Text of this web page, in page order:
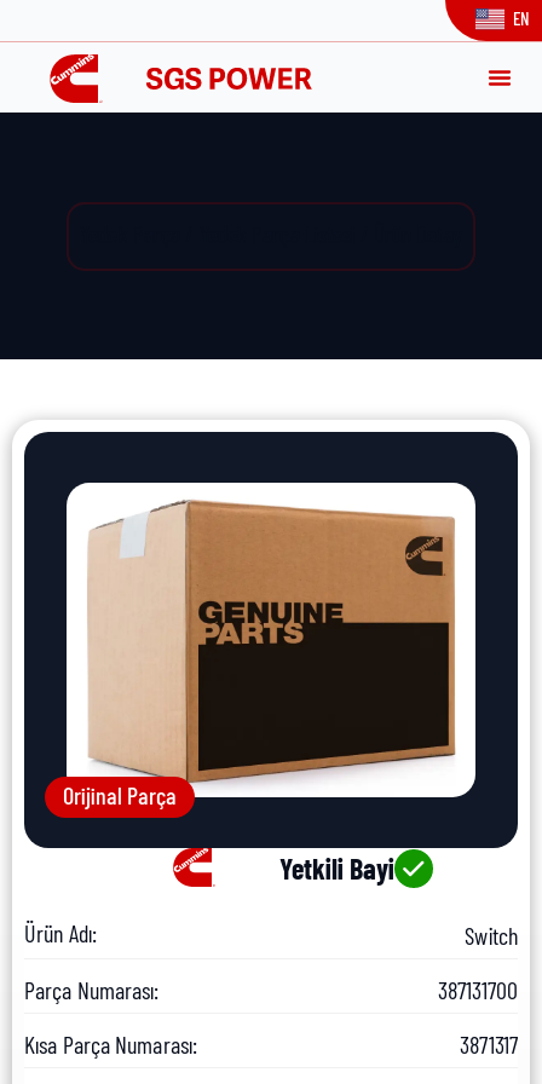
EN
Orijinal Parça
Yetkili Bayi
Ürün Adı:
Switch
Parça Numarası:
387131700
Kısa Parça Numarası:
3871317